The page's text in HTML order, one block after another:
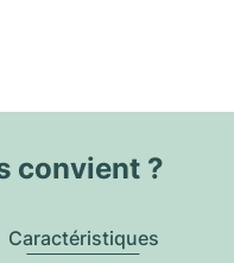
convient ?
Caractéristiques